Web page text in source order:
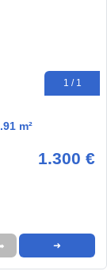
1 / 1
m²
1.300 €
➜